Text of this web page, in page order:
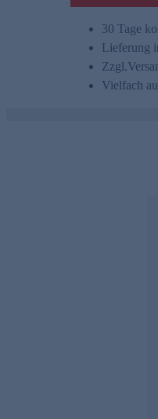
30 Tage
Lieferung
Zzgl.
Vielfach